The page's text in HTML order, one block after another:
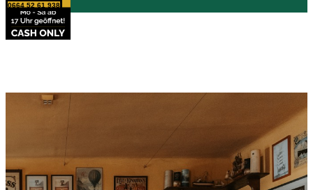
0664 52 61 938